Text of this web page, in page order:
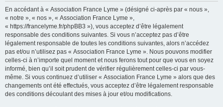
En accédant à « Association France Lyme » (désigné ci-après par « nous »,
« notre », « nos », « Association France Lyme »,
« https://francelyme.fr/phpBB3 »), vous acceptez d’être légalement
responsable des conditions suivantes. Si vous n’acceptez pas d’être
légalement responsable de toutes les conditions suivantes, alors n’accédez
pas et/ou n’utilisez pas « Association France Lyme ». Nous pouvons modifier
celles-ci à n’importe quel moment et nous ferons tout pour que vous en soyez
informé, bien qu’il soit prudent de vérifier régulièrement celles-ci par vous-
même. Si vous continuez d’utiliser « Association France Lyme » alors que des
changements ont été effectués, vous acceptez d’être légalement responsable
des conditions découlant des mises à jour et/ou modifications.